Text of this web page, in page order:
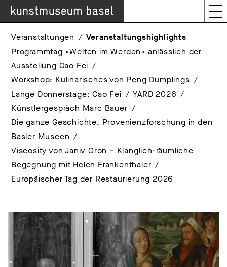
Veranstaltungen
Veranstaltungshighlights
Programmtag «Welten im Werden» anlässlich der
Ausstellung Cao Fei
Workshop: Kulinarisches von Peng Dumplings
Lange Donnerstage: Cao Fei
YARD 2026
Künstlergespräch Marc Bauer
Die ganze Geschichte. Provenienzforschung in den
Basler Museen
Viscosity von Janiv Oron – Klanglich-räumliche
Begegnung mit Helen Frankenthaler
Europäischer Tag der Restaurierung 2026